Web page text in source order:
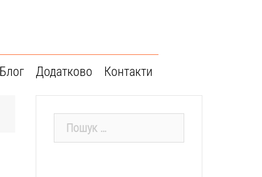
Блог Додатково Контакти
Пошук: